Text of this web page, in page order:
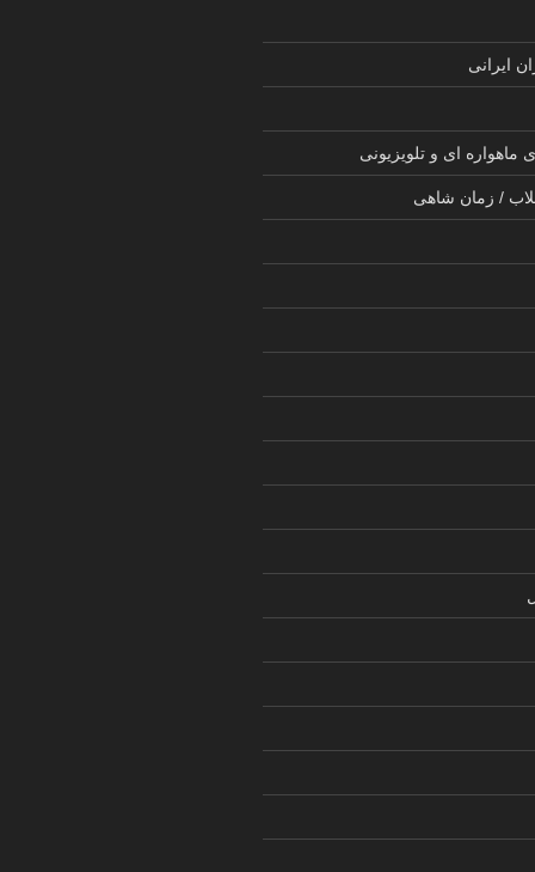
ایرانی
ماهواره ای و تلویزیونی
/ زمان شاهی